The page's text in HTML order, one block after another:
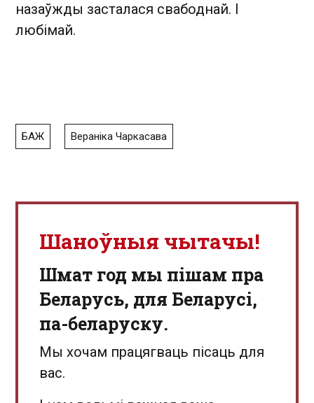
назаўжды засталася свабоднай. І
любімай.
БАЖ Вераніка Чаркасава
Шаноўныя чытачы!
Шмат год мы пішам пра
Беларусь, для Беларусі,
па-беларуску.
Мы хочам працягваць пісаць для
вас.